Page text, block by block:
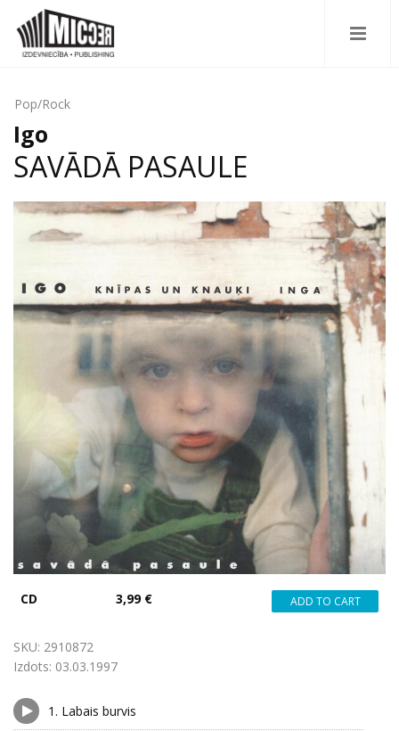
Pop/Rock
Igo
SAVĀDĀ PASAULE
CD 3,99 €
SKU: 2910872
Izdots: 03.03.1997
1. Labais burvis